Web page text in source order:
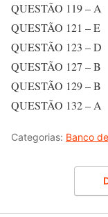
QUESTÃO 119 – A
QUESTÃO 121 – E
QUESTÃO 123 – D
QUESTÃO 127 – B
QUESTÃO 129 – B
QUESTÃO 132 – A
Categorias: Banco